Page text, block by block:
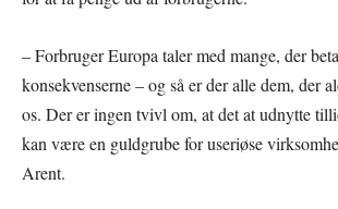
– Forbruger Europa taler med mange, der
konsekvenserne – og så er der alle dem, der
os. Der er ingen tvivl om, at det at udnytte
kan være en guldgrube for useriøse
Arent.